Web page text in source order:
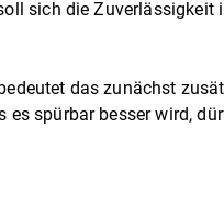
sich die Zuverlässigkeit
das zunächst
es spürbar besser wird,